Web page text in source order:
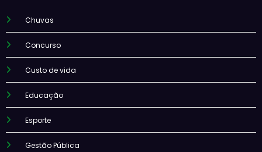
Chuvas
Concurso
Custo de vida
Educação
Esporte
Gestão Pública